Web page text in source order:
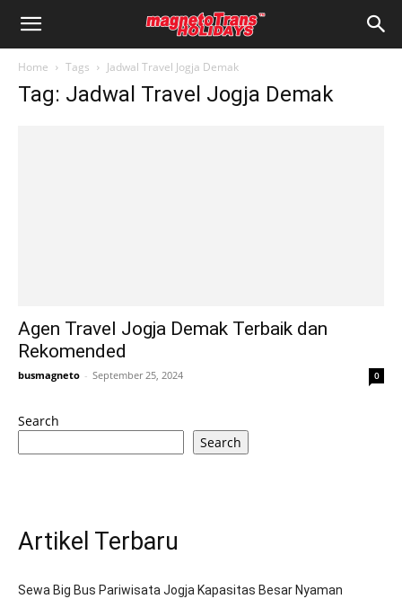
Home Tags Jadwal Travel Jogja Demak
Tag: Jadwal Travel Jogja Demak
Agen Travel Jogja Demak Terbaik dan
Rekomended
busmagneto - September 25, 2024 0
Search
Search
Artikel Terbaru
Sewa Big Bus Pariwisata Jogja Kapasitas Besar Nyaman